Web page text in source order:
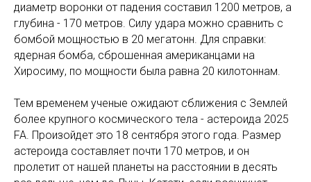
диаметр воронки от падения составил 1200 метров, а
глубина - 170 метров. Силу удара можно сравнить с
бомбой мощностью в 20 мегатонн. Для справки:
ядерная бомба, сброшенная американцами на
Хиросиму, по мощности была равна 20 килотоннам.
Тем временем ученые ожидают сближения с Землей
более крупного космического тела - астероида 2025
FA. Произойдет это 18 сентября этого года. Размер
астероида составляет почти 170 метров, и он
пролетит от нашей планеты на расстоянии в десять